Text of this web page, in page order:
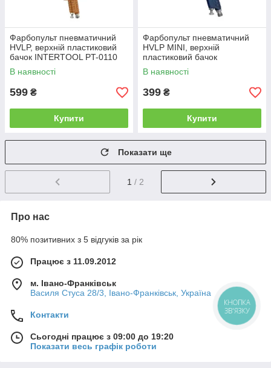
Фарбопульт пневматичний
HVLP, верхній пластиковий
бачок INTERTOOL PT-0110
В наявності
599 ₴
Купити
Фарбопульт пневматичний
HVLP MINI, верхній
пластиковий бачок
INTERTOOL PT-0101
В наявності
399 ₴
Купити
Показати ще
1 / 2
Про нас
80% позитивних з 5 відгуків за рік
Працює з 11.09.2012
м. Івано-Франківськ
Василя Стуса 28/3, Івано-Франківськ, Україна
Контакти
Сьогодні працює з 09:00 до 19:20
Показати весь графік роботи
КНОПКА
ЗВ'ЯЗКУ